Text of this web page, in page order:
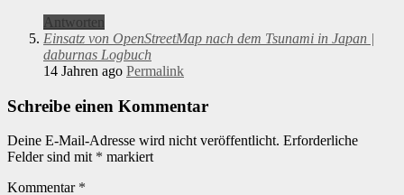
Antworten
Einsatz von OpenStreetMap nach dem Tsunami in Japan |
daburnas Logbuch
14 Jahren ago Permalink
Schreibe einen Kommentar
Deine E-Mail-Adresse wird nicht veröffentlicht. Erforderliche
Felder sind mit * markiert
Kommentar *